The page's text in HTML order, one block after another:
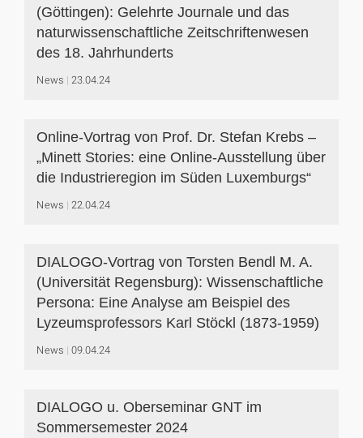
(Göttingen): Gelehrte Journale und das
naturwissenschaftliche Zeitschriftenwesen
des 18. Jahrhunderts
News 23.04.24
Online-Vortrag von Prof. Dr. Stefan Krebs –
„Minett Stories: eine Online-Ausstellung über
die Industrieregion im Süden Luxemburgs“
News 22.04.24
DIALOGO-Vortrag von Torsten Bendl M. A.
(Universität Regensburg): Wissenschaftliche
Persona: Eine Analyse am Beispiel des
Lyzeumsprofessors Karl Stöckl (1873-1959)
News 09.04.24
DIALOGO u. Oberseminar GNT im
Sommersemester 2024